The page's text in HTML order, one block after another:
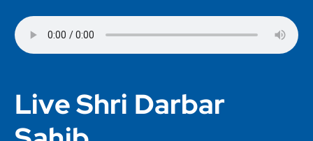
Live Shri Darbar